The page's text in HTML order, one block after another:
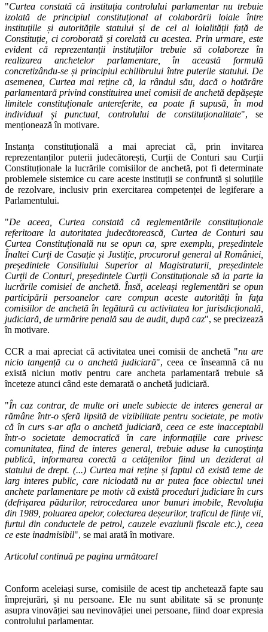
"Curtea constată că instituția controlului parlamentar nu trebuie
izolată de principiul constituțional al colaborării loiale între
instituțiile și autoritățile statului și de cel al loialității față de
Constituție, ci coroborată și corelată cu acestea. Prin urmare, este
evident că reprezentanții instituțiilor trebuie să colaboreze în
realizarea anchetelor parlamentare, în această formulă
concretizându-se și principiul echilibrului între puterile statului. De
asemenea, Curtea mai reține că, la rândul său, dacă o hotărâre
parlamentară privind constituirea unei comisii de anchetă depășește
limitele constituționale antereferite, ea poate fi supusă, în mod
individual și punctual, controlului de constituționalitate", se
menționează în motivare.
Instanța constituțională a mai apreciat că, prin invitarea
reprezentanților puterii judecătorești, Curții de Conturi sau Curții
Constituționale la lucrările comisiilor de anchetă, pot fi determinate
problemele sistemice cu care aceste instituții se confruntă și soluțiile
de rezolvare, inclusiv prin exercitarea competenței de legiferare a
Parlamentului.
"De aceea, Curtea constată că reglementările constituționale
referitoare la autoritatea judecătorească, Curtea de Conturi sau
Curtea Constituțională nu se opun ca, spre exemplu, președintele
Înaltei Curți de Casație și Justiție, procurorul general al României,
președintele Consiliului Superior al Magistraturii, președintele
Curții de Conturi, președintele Curții Constituționale să ia parte la
lucrările comisiei de anchetă. Însă, aceleași reglementări se opun
participării persoanelor care compun aceste autorități în fața
comisiilor de anchetă în legătură cu activitatea lor jurisdicțională,
judiciară, de urmărire penală sau de audit, după caz", se precizează
în motivare.
CCR a mai apreciat că activitatea unei comisii de anchetă "nu are
nicio tangență cu o anchetă judiciară", ceea ce înseamnă că nu
există niciun motiv pentru care ancheta parlamentară trebuie să
înceteze atunci când este demarată o anchetă judiciară.
"În caz contrar, de multe ori unele subiecte de interes general ar
rămâne într-o sferă lipsită de vizibilitate pentru societate, pe motiv
că în curs s-ar afla o anchetă judiciară, ceea ce este inacceptabil
într-o societate democratică în care informațiile care privesc
comunitatea, fiind de interes general, trebuie aduse la cunoștința
publică, informarea corectă a cetățenilor fiind un deziderat al
statului de drept. (...) Curtea mai reține și faptul că există teme de
larg interes public, care niciodată nu ar putea face obiectul unei
anchete parlamentare pe motiv că există proceduri judiciare în curs
(defrișarea pădurilor, retrocedarea unor bunuri imobile, Revoluția
din 1989, poluarea apelor, colectarea deșeurilor, traficul de ființe vii,
furtul din conductele de petrol, cauzele evaziunii fiscale etc.), ceea
ce este inadmisibil", se mai arată în motivare.
Articolul continuă pe pagina următoare!
Conform aceleiași surse, comisiile de acest tip anchetează fapte sau
împrejurări, și nu persoane. Ele nu sunt abilitate să se pronunțe
asupra vinovăției sau nevinovăției unei persoane, fiind doar expresia
controlului parlamentar.